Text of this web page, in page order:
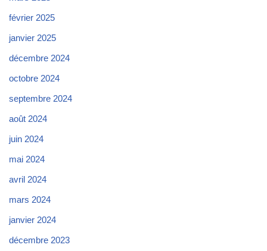
février 2025
janvier 2025
décembre 2024
octobre 2024
septembre 2024
août 2024
juin 2024
mai 2024
avril 2024
mars 2024
janvier 2024
décembre 2023